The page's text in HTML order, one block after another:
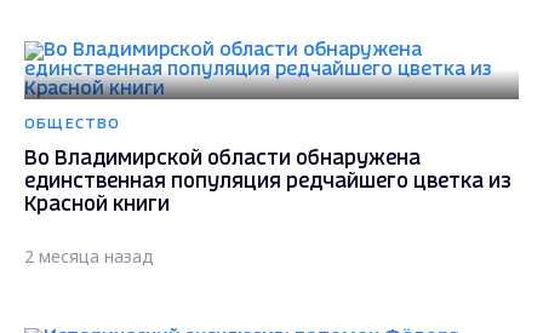
ОБЩЕСТВО
Во Владимирской области обнаружена
единственная популяция редчайшего цветка из
Красной книги
2 месяца назад